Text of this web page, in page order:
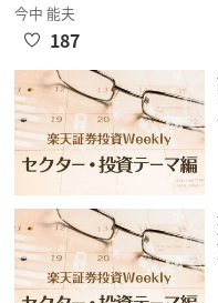
今中 能夫
187